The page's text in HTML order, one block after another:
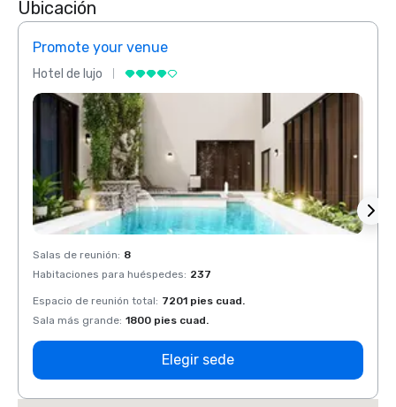
Ubicación
Promote your venue
Hotel de lujo
Salas de reunión: 8
Habitaciones para huéspedes: 237
Espacio de reunión total: 7201 pies cuad.
Sala más grande: 1800 pies cuad.
Elegir sede